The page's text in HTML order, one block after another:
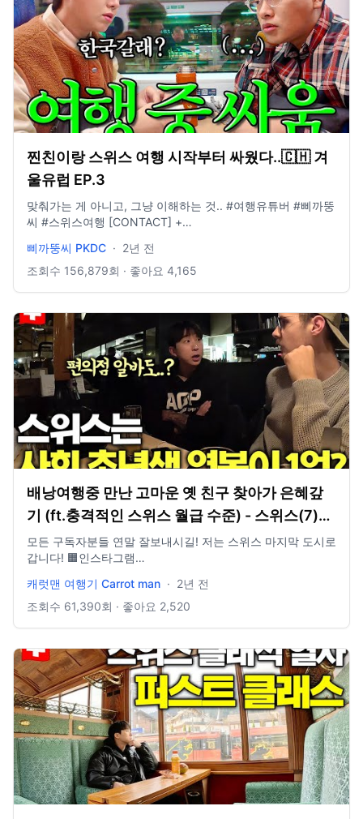
아트리스트 유료 음원 추출
찐친이랑 스위스 여행 시작부터 싸웠다..🇨🇭 겨
울유럽 EP.3
맞춰가는 게 아니고, 그냥 이해하는 것.. #여행유튜버 #삐까뚱
씨 #스위스여행 [CONTACT] +
hshyun0602@naver.com [장비 정보] - 액션캠: 오즈모 포켓
3 - 미러리스 카메라: 캐논 EOS M6 Mark2
삐까뚱씨 PKDC · 2년 전
조회수 156,879회 · 좋아요 4,165
배낭여행중 만난 고마운 옛 친구 찾아가 은혜갚
기 (ft.충격적인 스위스 월급 수준) - 스위스(7)
🇨🇭
모든 구독자분들 연말 잘보내시길! 저는 스위스 마지막 도시로
갑니다! 🟧인스타그램
igshid=OGQ5ZDc2ODk2ZA== 문의 e mail :
cmco1024@naver.com 촬영장비. 고프로 11 히어로 블랙 아
: 아트리스트 유료 음원 추출
캐럿맨 여행기 Carrot man · 2년 전
조회수 61,390회 · 좋아요 2,520